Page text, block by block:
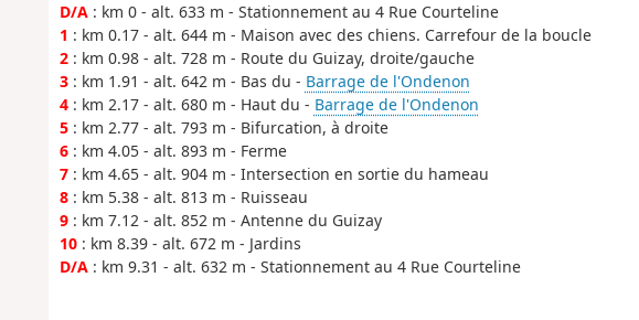
D/A: km 0 - alt. 633 m - Stationnement au 4 Rue Courteline
1 : km 0.17 - alt. 644 m - Maison avec des chiens. Carrefour de la boucle
2: km 0.98 - alt. 728 m - Route du Guizay, droite/gauche
3: km 1.91 - alt. 642 m - Bas du - Barrage de l'Ondenon
4: km 2.17 - alt. 680 m - Haut du - Barrage de l'Ondenon
5: km 2.77 - alt. 793 m - Bifurcation, à droite
6: km 4.05 - alt. 893 m - Ferme
7: km 4.65 - alt. 904 m - Intersection en sortie du hameau
8: km 5.38 - alt. 813 m - Ruisseau
9: km 7.12 - alt. 852 m - Antenne du Guizay
10: km 8.39 - alt. 672 m - Jardins
D/A: km 9.31 - alt. 632 m - Stationnement au 4 Rue Courteline